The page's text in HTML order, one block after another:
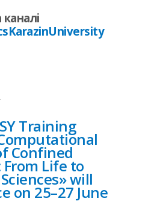
Training
Confined
From Life to
will
on 25–27 June